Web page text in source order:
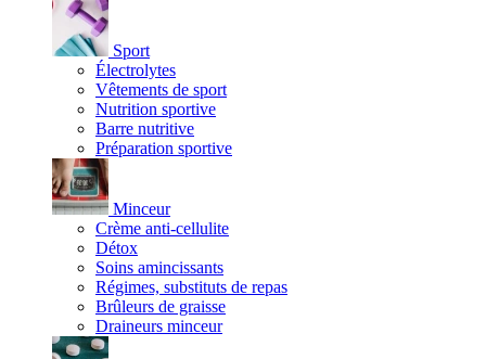
Sport
Électrolytes
Vêtements de sport
Nutrition sportive
Barre nutritive
Préparation sportive
Minceur
Crème anti-cellulite
Détox
Soins amincissants
Régimes, substituts de repas
Brûleurs de graisse
Draineurs minceur